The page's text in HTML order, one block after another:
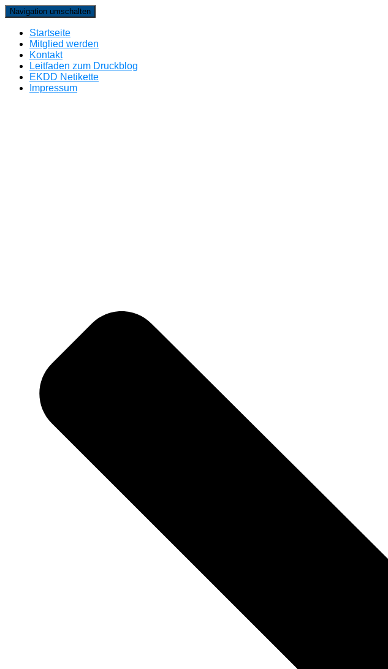
Navigation umschalten
Startseite
Mitglied werden
Kontakt
Leitfaden zum Druckblog
EKDD Netikette
Impressum